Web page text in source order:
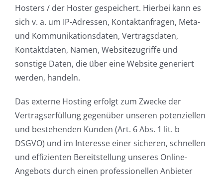
Hosters / der Hoster gespeichert. Hierbei kann es
sich v. a. um IP-Adressen, Kontaktanfragen, Meta-
und Kommunikationsdaten, Vertragsdaten,
Kontaktdaten, Namen, Websitezugriffe und
sonstige Daten, die über eine Website generiert
werden, handeln.
Das externe Hosting erfolgt zum Zwecke der
Vertragserfüllung gegenüber unseren potenziellen
und bestehenden Kunden (Art. 6 Abs. 1 lit. b
DSGVO) und im Interesse einer sicheren, schnellen
und effizienten Bereitstellung unseres Online-
Angebots durch einen professionellen Anbieter